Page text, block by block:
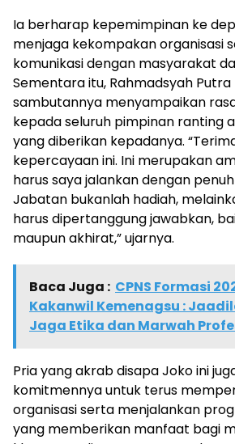
Ia berharap kepemimpinan ke
menjaga kekompakan organisasi
komunikasi dengan masyarakat
Sementara itu, Rahmadsyah
sambutannya menyampaikan
kepada seluruh pimpinan ranting
yang diberikan kepadanya.
kepercayaan ini. Ini merupakan
harus saya jalankan dengan
Jabatan bukanlah hadiah,
harus dipertanggung jawabkan,
maupun akhirat,” ujarnya.
Baca Juga : CPNS Formasi
Kakanwil Kemenagsu :
Jaga Etika dan Marwah
Pria yang akrab disapa Joko ini
komitmennya untuk terus
organisasi serta menjalankan
yang memberikan manfaat bagi